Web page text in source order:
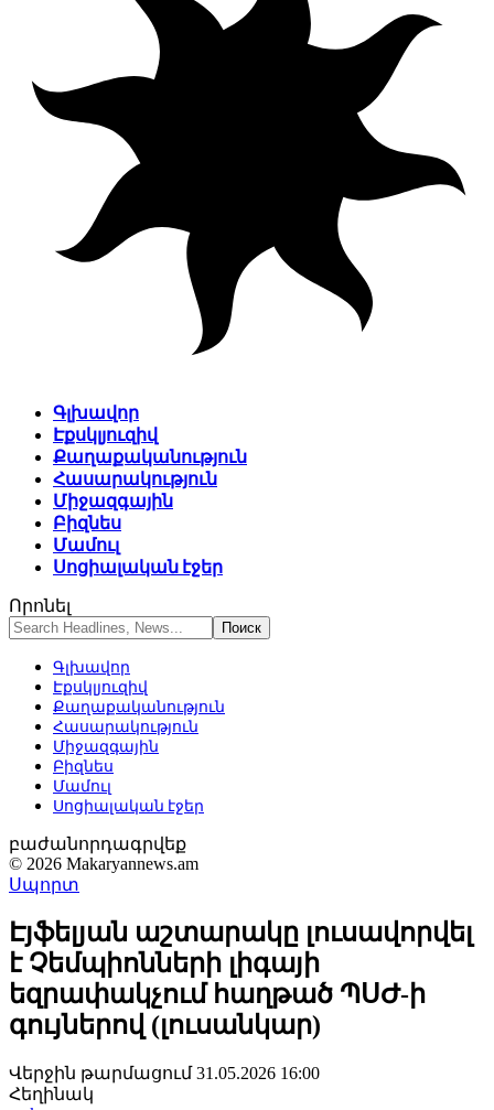
Գլխավոր
Էքսկլյուզիվ
Քաղաքականություն
Հասարակություն
Միջազգային
Բիզնես
Մամուլ
Սոցիալական էջեր
Որոնել
Գլխավոր
Էքսկլյուզիվ
Քաղաքականություն
Հասարակություն
Միջազգային
Բիզնես
Մամուլ
Սոցիալական էջեր
բաժանորդագրվեք
© 2026 Makaryannews.am
Սպորտ
Էյֆելյան աշտարակը լուսավորվել
է Չեմպիոնների լիգայի
եզրափակչում հաղթած ՊՍԺ-ի
գույներով (լուսանկար)
Վերջին թարմացում 31.05.2026 16:00
Հեղինակ